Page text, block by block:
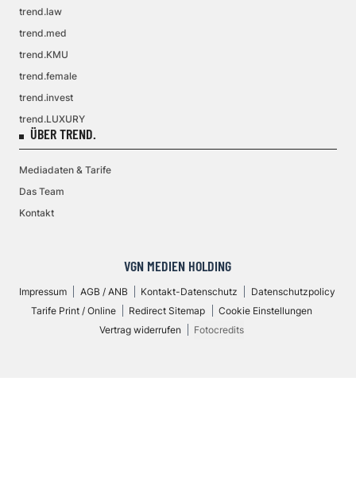
trend.law
trend.med
trend.KMU
trend.female
trend.invest
trend.LUXURY
ÜBER TREND.
Mediadaten & Tarife
Das Team
Kontakt
VGN MEDIEN HOLDING
Impressum AGB / ANB Kontakt-Datenschutz
Datenschutzpolicy
Tarife Print / Online
Redirect Sitemap
Cookie Einstellungen
Vertrag widerrufen
Fotocredits